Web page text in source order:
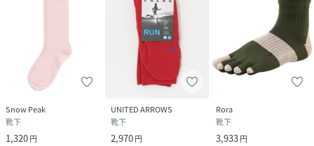
Snow Peak
靴下
1,320円
UNITED ARROWS
靴下
2,970円
Rora
靴下
3,933円